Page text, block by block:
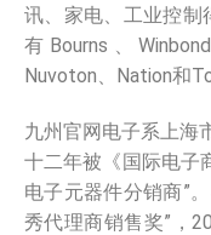
讯、家电、工业控制
有Bourns、
Nuvoton、Nation和
九州官网电子系上海
十二年被《国际电子
电子元器件分销商”
秀代理商销售奖”，